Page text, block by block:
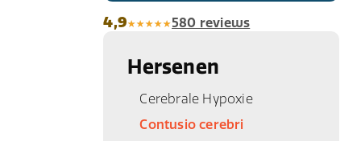
4,9 580 reviews
Hersenen
Cerebrale Hypoxie
Contusio cerebri